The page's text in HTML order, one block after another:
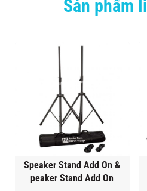
Sản phẩm
Speaker Stand Add On &
peaker Stand Add On